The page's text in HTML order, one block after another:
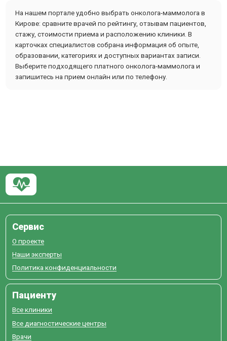
На нашем портале удобно выбрать онколога-маммолога в
Кирове: сравните врачей по рейтингу, отзывам пациентов,
стажу, стоимости приема и расположению клиники. В
карточках специалистов собрана информация об опыте,
образовании, категориях и доступных вариантах записи.
Выберите подходящего платного онколога-маммолога и
запишитесь на прием онлайн или по телефону.
Сервис
О проекте
Наши эксперты
Политика конфиденциальности
Пациенту
Все клиники
Все диагностические центры
Врачи